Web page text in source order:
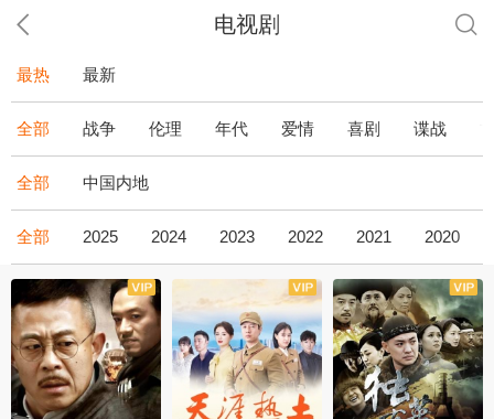
电视剧
最热 最新
全部 战争 伦理 年代 爱情 喜剧 谍战
全部 中国内地
全部 2025 2024 2023 2022 2021 2020
全43集 全36集 全34集